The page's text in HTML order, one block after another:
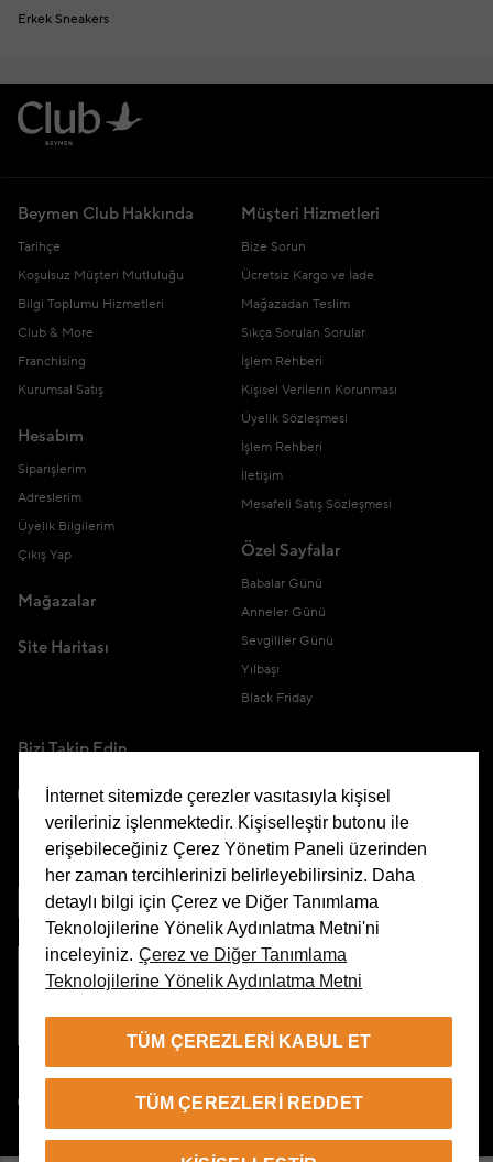
Erkek Sneakers
Beymen Club Hakkında
Tarihçe
Koşulsuz Müşteri Mutluluğu
Bilgi Toplumu Hizmetleri
Club & More
Franchising
Kurumsal Satış
Hesabım
Siparişlerim
Adreslerim
Üyelik Bilgilerim
Çıkış Yap
Mağazalar
Site Haritası
Müşteri Hizmetleri
Bize Sorun
Ücretsiz Kargo ve İade
Mağazadan Teslim
Sıkça Sorulan Sorular
İşlem Rehberi
Kişisel Verilerin Korunması
Üyelik Sözleşmesi
İşlem Rehberi
İletişim
Mesafeli Satış Sözleşmesi
Özel Sayfalar
Babalar Günü
Anneler Günü
Sevgililer Günü
Yılbaşı
Black Friday
Bizi Takip Edin
Uygulamamızı İndirin
© 2026 Beymen Tüm Hakları Saklıdır
İnternet sitemizde çerezler vasıtasıyla kişisel
verileriniz işlenmektedir. Kişiselleştir butonu ile
erişebileceğiniz Çerez Yönetim Paneli üzerinden
her zaman tercihlerinizi belirleyebilirsiniz. Daha
detaylı bilgi için Çerez ve Diğer Tanımlama
Teknolojilerine Yönelik Aydınlatma Metni'ni
inceleyiniz. Çerez ve Diğer Tanımlama
Teknolojilerine Yönelik Aydınlatma Metni
TÜM ÇEREZLERI KABUL ET
TÜM ÇEREZLERI REDDET